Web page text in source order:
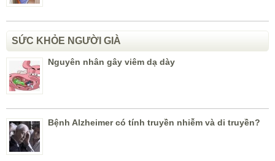
SỨC KHỎE NGƯỜI GIÀ
Nguyên nhân gây viêm dạ dày
Bệnh Alzheimer có tính truyền nhiễm và di truyền?